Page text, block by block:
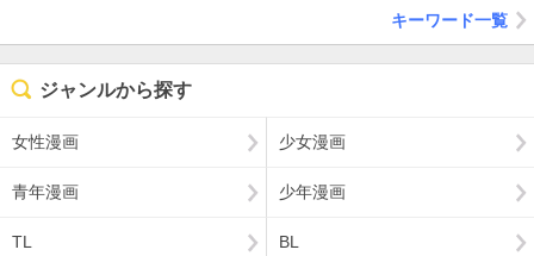
キーワード一覧
ジャンルから探す
女性漫画 少女漫画
青年漫画 少年漫画
TL BL